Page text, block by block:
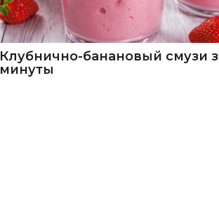
Клубнично-банановый смузи
минуты